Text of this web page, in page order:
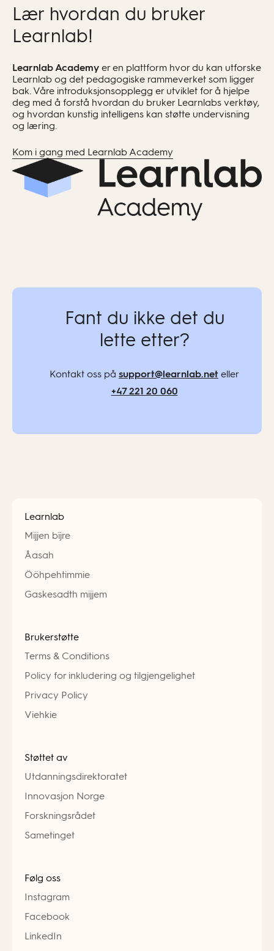
Lær hvordan du bruker
Learnlab!
Learnlab Academy er en plattform hvor du kan utforske
Learnlab og det pedagogiske rammeverket som ligger
bak. Våre introduksjonsopplegg er utviklet for å hjelpe
deg med å forstå hvordan du bruker Learnlabs verktøy,
og hvordan kunstig intelligens kan støtte undervisning
og læring.
Kom i gang med Learnlab Academy
Fant du ikke det du
lette etter?
Kontakt oss på support@learnlab.net eller
+47 221 20 060
Learnlab
Mijjen bïjre
Åasah
Ööhpehtimmie
Gaskesadth mijjem
Brukerstøtte
Terms & Conditions
Policy for inkludering og tilgjengelighet
Privacy Policy
Viehkie
Støttet av
Utdanningsdirektoratet
Innovasjon Norge
Forskningsrådet
Sametinget
Følg oss
Instagram
Facebook
LinkedIn